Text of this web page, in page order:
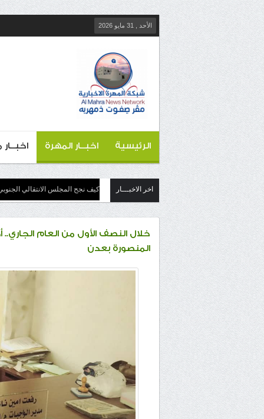
الأحد , 31 مايو 2026
الرئيسية اخبــار المهرة
اخر الاخبـــار كيف نجح المجلس الانتقالي
المنصورة بعدن